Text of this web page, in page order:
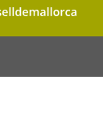
de